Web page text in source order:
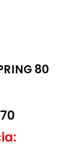
80
actual